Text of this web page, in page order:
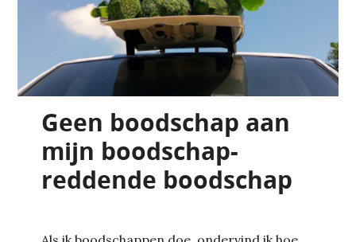
Geen boodschap aan
mijn boodschap-
reddende boodschap